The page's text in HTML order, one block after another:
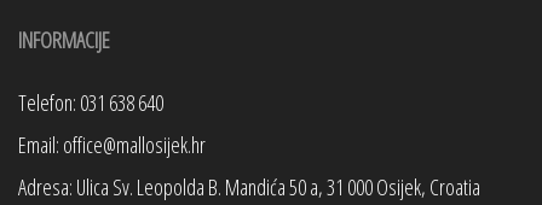
INFORMACIJE
Telefon: 031 638 640
Email: office@mallosijek.hr
Adresa: Ulica Sv. Leopolda B. Mandića 50 a, 31 000 Osijek, Croatia